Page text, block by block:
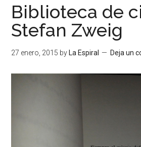
Biblioteca de
Stefan Zweig
27 enero, 2015 by La Espiral Deja un